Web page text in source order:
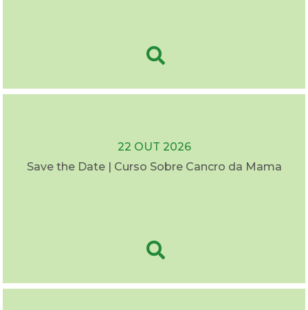
22 OUT 2026
Save the Date | Curso Sobre Cancro da Mama